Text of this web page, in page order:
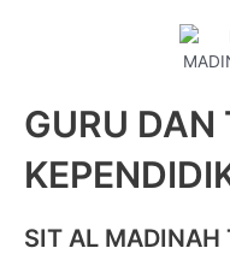
GURU DAN
SIT AL MADINAH